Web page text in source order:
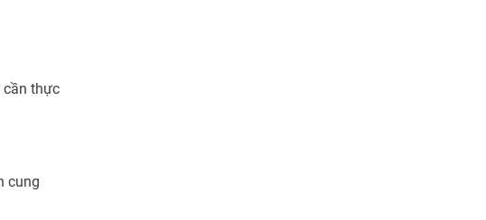
cần thực
cung